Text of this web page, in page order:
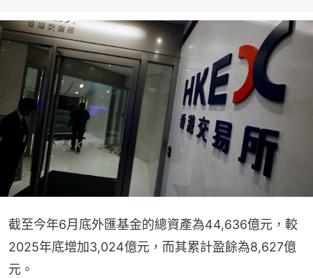
截至今年6月底外匯基金的總資產為44,636億元，較
2025年底增加3,024億元，而其累計盈餘為8,627億
元。